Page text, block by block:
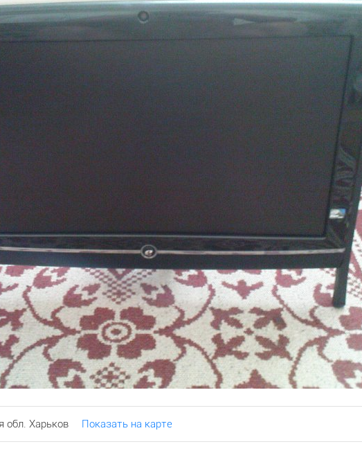
обл. Харьков Показать на карте